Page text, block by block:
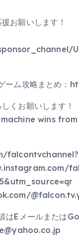
お願いします！
ゲーム攻略まと
くお願いします！
wins
はEメールまたは